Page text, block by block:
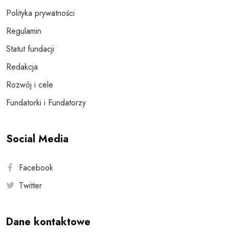
Polityka prywatności
Regulamin
Statut fundacji
Redakcja
Rozwój i cele
Fundatorki i Fundatorzy
Social Media
Facebook
Twitter
Dane kontaktowe